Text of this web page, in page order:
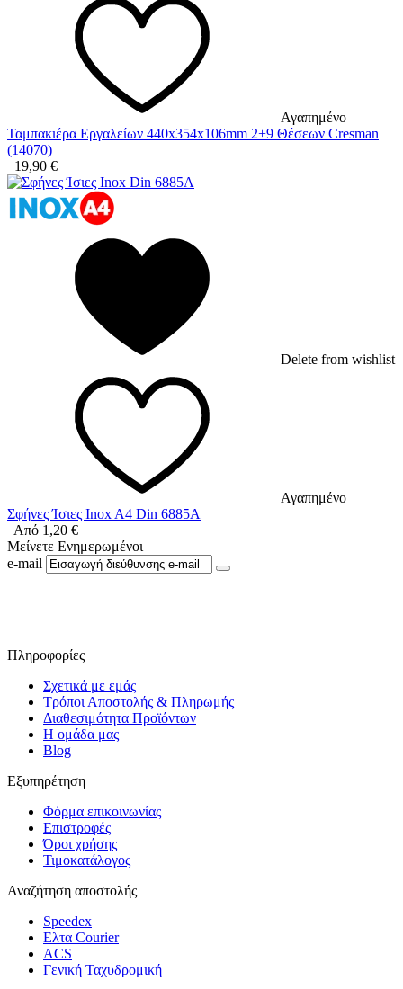
Αγαπημένο
Ταμπακιέρα Εργαλείων 440x354x106mm 2+9 Θέσεων Cresman
(14070)
19,90 €
Delete from wishlist
Αγαπημένο
Σφήνες Ίσιες Inox A4 Din 6885A
Από 1,20 €
Μείνετε Ενημερωμένοι
e-mail
Πληροφορίες
Σχετικά με εμάς
Τρόποι Αποστολής & Πληρωμής
Διαθεσιμότητα Προϊόντων
Η ομάδα μας
Blog
Εξυπηρέτηση
Φόρμα επικοινωνίας
Επιστροφές
Όροι χρήσης
Τιμοκατάλογος
Αναζήτηση αποστολής
Speedex
Ελτα Courier
ACS
Γενική Ταχυδρομική